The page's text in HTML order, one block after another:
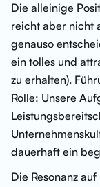
Die alleinige
reicht aber nicht
genauso
ein tolles und
zu erhalten).
Rolle: Unsere
dauerhaft ein
Die Resonanz